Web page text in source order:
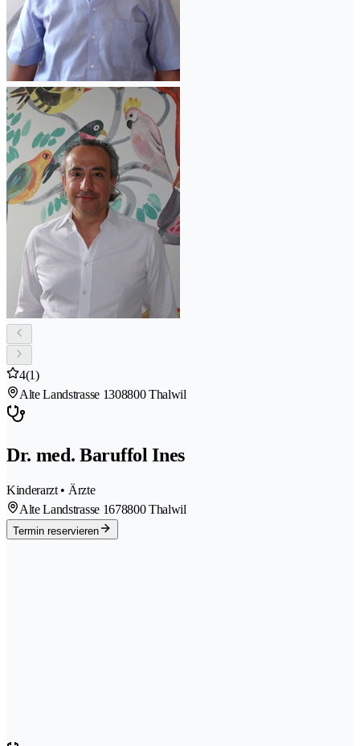
4(1)
Alte Landstrasse 1308800 Thalwil
Dr. med. Baruffol Ines
Kinderarzt • Ärzte
Alte Landstrasse 1678800 Thalwil
Termin reservieren